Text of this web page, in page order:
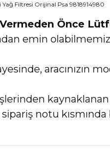
Filtresi Orijinal Psa 9818914980
Önce
emin olabilmemiz
sipariş notu